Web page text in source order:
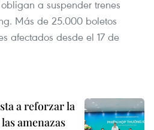
a suspender trenes
Más de 25.000 boletos
afectados desde el 17 de
a reforzar la
amenazas